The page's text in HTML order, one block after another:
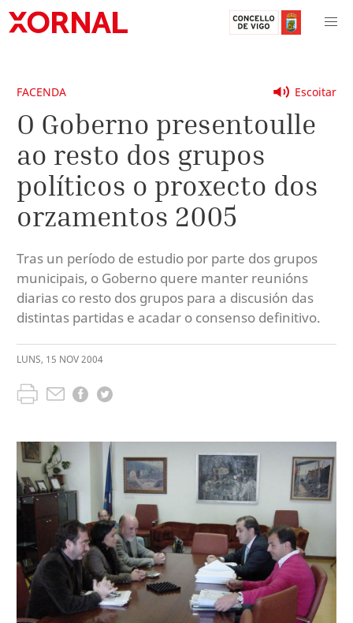
Escoitar
FACENDA
O Goberno presentoulle
ao resto dos grupos
políticos o proxecto dos
orzamentos 2005
Tras un período de estudio por parte dos grupos
municipais, o Goberno quere manter reunións
diarias co resto dos grupos para a discusión das
distintas partidas e acadar o consenso definitivo.
LUNS, 15 NOV2004